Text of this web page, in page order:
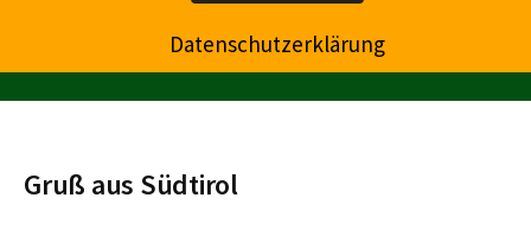
Gruß aus Südtirol
Datenschutzerklärung